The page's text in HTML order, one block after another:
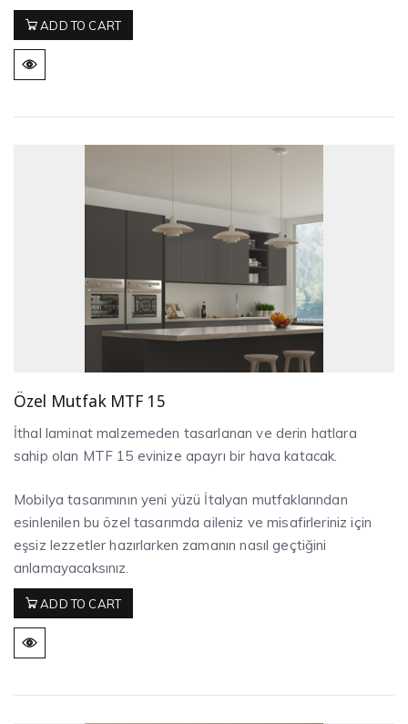
ADD TO CART
Özel Mutfak MTF 15
İthal laminat malzemeden tasarlanan ve derin hatlara
sahip olan MTF 15 evinize apayrı bir hava katacak.
Mobilya tasarımının yeni yüzü İtalyan mutfaklarından
esinlenilen bu özel tasarımda aileniz ve misafirleriniz için
eşsiz lezzetler hazırlarken zamanın nasıl geçtiğini
anlamayacaksınız.
ADD TO CART